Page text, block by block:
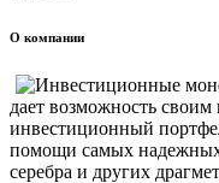
О компании
дает возможность своим
инвестиционный
помощи самых надежных
серебра и других